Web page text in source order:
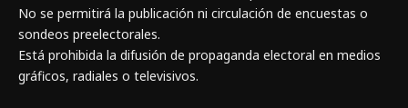
No se permitirá la publicación ni circulación de encuestas o
sondeos preelectorales.
Está prohibida la difusión de propaganda electoral en medios
gráficos, radiales o televisivos.